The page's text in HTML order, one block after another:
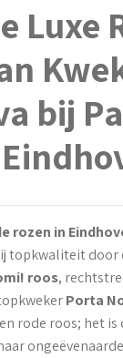
Luxe
bij
rozen in
topkwaliteit door
roos,
Porta
rode roos; het